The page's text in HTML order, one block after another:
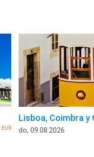
EUR
Lisboa, Coimbra y
do, 09.08.2026